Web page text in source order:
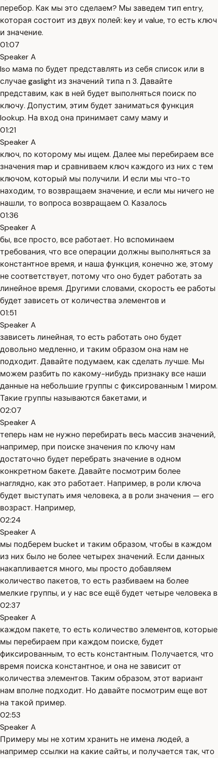
перебор. Как мы это сделаем? Мы заведем тип entry,
которая состоит из двух полей: key и value, то есть ключ
и значение.
01:07
Speaker A
Iso мама по будет представлять из себя список или в
случае gaslight из значений типа n 3. Давайте
представим, как в ней будет выполняться поиск по
ключу. Допустим, этим будет заниматься функция
lookup. На вход она принимает саму маму и
01:21
Speaker A
ключ, по которому мы ищем. Далее мы перебираем все
значения map и сравниваем ключ каждого из них с тем
ключом, который мы получили. И если мы что-то
находим, то возвращаем значение, и если мы ничего не
нашли, то вопроса возвращаем 0. Казалось
01:36
Speaker A
бы, все просто, все работает. Но вспоминаем
требования, что все операции должны выполняться за
константное время, и наша функция, конечно же, этому
не соответствует, потому что оно будет работать за
линейное время. Другими словами, скорость ее работы
будет зависеть от количества элементов и
01:51
Speaker A
зависеть линейная, то есть работать оно будет
довольно медленно, и таким образом она нам не
подходит. Давайте подумаем, как сделать лучше. Мы
можем разбить по какому-нибудь признаку все наши
данные на небольшие группы с фиксированным 1 миром.
Такие группы называются бакетами, и
02:07
Speaker A
теперь нам не нужно перебирать весь массив значений,
например, при поиске значения по ключу нам
достаточно будет перебрать значение в одном
конкретном бакете. Давайте посмотрим более
наглядно, как это работает. Например, в роли ключа
будет выступать имя человека, а в роли значения — его
возраст. Например,
02:24
Speaker A
мы подберем bucket и таким образом, чтобы в каждом
из них было не более четырех значений. Если данных
накапливается много, мы просто добавляем
количество пакетов, то есть разбиваем на более
мелкие группы, и у нас все ещё будет четыре человека в
02:37
Speaker A
каждом пакете, то есть количество элементов, которые
мы перебираем при каждом поиске, будет
фиксированным, то есть константным. Получается, что
время поиска константное, и она не зависит от
количества элементов. Таким образом, этот вариант
нам вполне подходит. Но давайте посмотрим еще вот
на такой пример.
02:53
Speaker A
Примеру мы не хотим хранить не имена людей, а
например ссылки на какие сайты, и получается так, что